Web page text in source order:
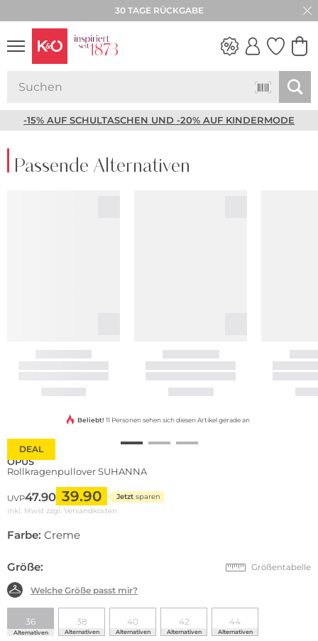
30 TAGE RÜCKGABE
-15% AUF SCHULTASCHEN UND -20% AUF KINDERMODE
Passende Alternativen
DEAL
Beliebt! 11 Personen sehen sich diesen Artikel gerade an
OPUS
Rollkragenpullover SUHANNA
UVP47.90 39.90 Jetzt sparen
inkl. Mwst zzgl. Versandkosten
Farbe: Creme
Größe: Größentabelle
Welche Größe passt mir?
36
Alternativen
38
Alternativen
40
Alternativen
42
Alternativen
44
Alternativen